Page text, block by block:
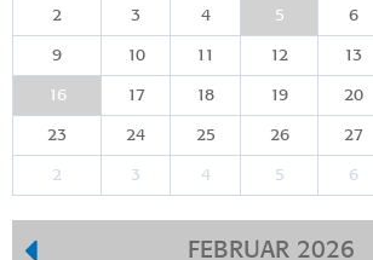
2 3 4 5 6
9 10 11 12 13
16 17 18 19 20
23 24 25 26 27
2 3 4 5 6
FEBRUAR 2026